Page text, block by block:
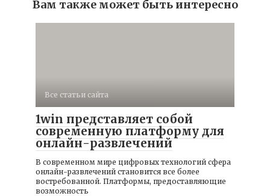
Вам также может быть интересно
Все статьи сайта
1win представляет собой
современную платформу для
онлайн-развлечений
В современном мире цифровых технологий сфера
онлайн-развлечений становится все более
востребованной. Платформы, предоставляющие
возможность